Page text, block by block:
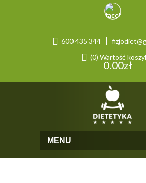
600 435 344
(0) Wartość
0.00zł
MENU